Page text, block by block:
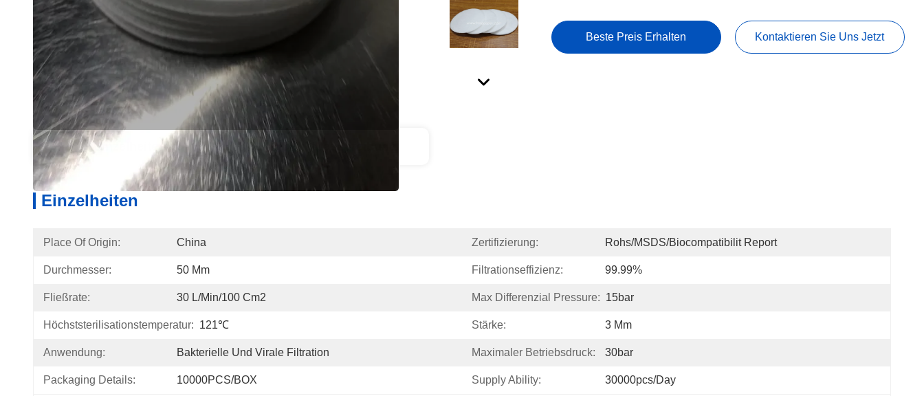
Beste Preis Erhalten Kontaktieren Sie Uns Jetzt
Einzelheiten Produktbeschreibung
Einzelheiten
Place Of Origin: China Zertifizierung: Rohs/MSDS/Biocompatibilit Report
Durchmesser: 50 Mm Filtrationseffizienz: 99.99%
Fließrate: 30 L/min/100 Cm2 Max Differenzial Pressure: 15bar
Höchststerilisationstemperatur: 121℃ Stärke: 3 Mm
Anwendung: Bakterielle Und Virale Filtration Maximaler Betriebsdruck: 30bar
Packaging Details: 10000PCS/BOX Supply Ability: 30000pcs/day